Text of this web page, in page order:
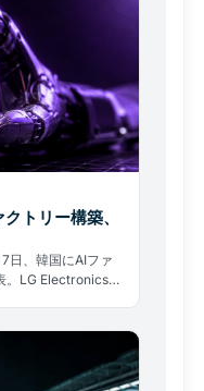
トリー構築、
日、韓国にAIファ
。LG Electronics株